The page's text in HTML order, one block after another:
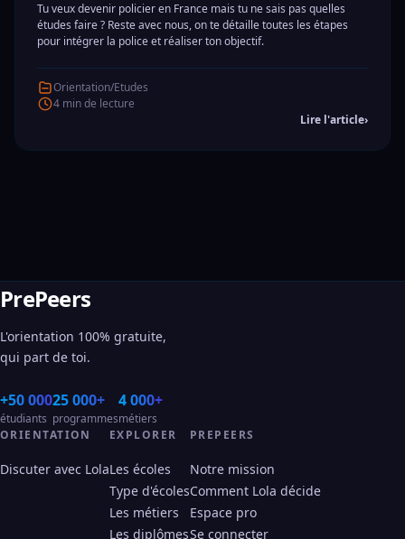
Tu veux devenir policier en France mais tu ne sais pas quelles
études faire ? Reste avec nous, on te détaille toutes les étapes
pour intégrer la police et réaliser ton objectif.
Orientation/Etudes
4 min de lecture
Lire l'article›
PrePeers
L'orientation 100% gratuite,
qui part de toi.
+50 000
étudiants
25 000+
programmes
4 000+
métiers
ORIENTATION
Discuter avec Lola
EXPLORER
Les écoles
Type d'écoles
Les métiers
Les diplômes
PREPEERS
Notre mission
Comment Lola décide
Espace pro
Se connecter